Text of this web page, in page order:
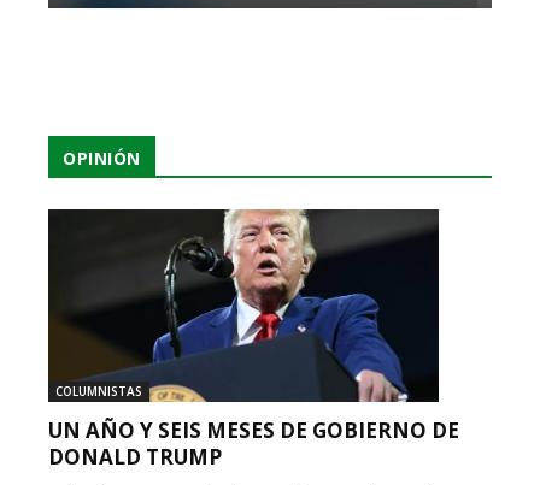
OPINIÓN
COLUMNISTAS
UN AÑO Y SEIS MESES DE GOBIERNO DE
DONALD TRUMP